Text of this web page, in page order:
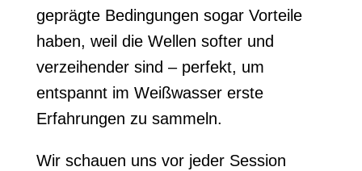
geprägte Bedingungen sogar Vorteile
haben, weil die Wellen softer und
verzeihender sind – perfekt, um
entspannt im Weißwasser erste
Erfahrungen zu sammeln.
Wir schauen uns vor jeder Session